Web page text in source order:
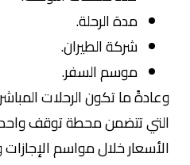
مدة الرحلة.
شركة الطيران.
موسم السفر.
وعادةً ما تكون الرحلات
التي تتضمن محطة توقف واحدة
الأسعار خلال مواسم